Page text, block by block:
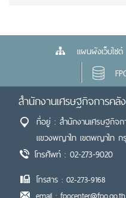
แผนผังเว็บไซต์
สำนักงานเศรษฐกิจการคลั
ที่อยู่ : สำนักงานเศรษฐกิจ
แขวงพญาไท เขตพญาไท ก
โทรศัพท์ : 02-273-9020
โทรสาร : 02-273-9168
email : fpocenter@fpo.go.th